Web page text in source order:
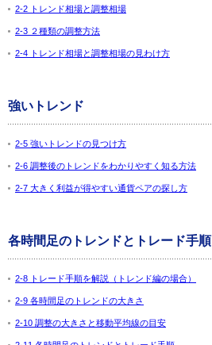
2-2 トレンド相場と調整相場
2-3 ２種類の調整方法
2-4 トレンド相場と調整相場の見わけ方
強いトレンド
2-5 強いトレンドの見つけ方
2-6 調整後のトレンドをわかりやすく知る方法
2-7 大きく利益が得やすい通貨ペアの探し方
各時間足のトレンドとトレード手順
2-8 トレード手順を解説（トレンド編の場合）
2-9 各時間足のトレンドの大きさ
2-10 調整の大きさと移動平均線の目安